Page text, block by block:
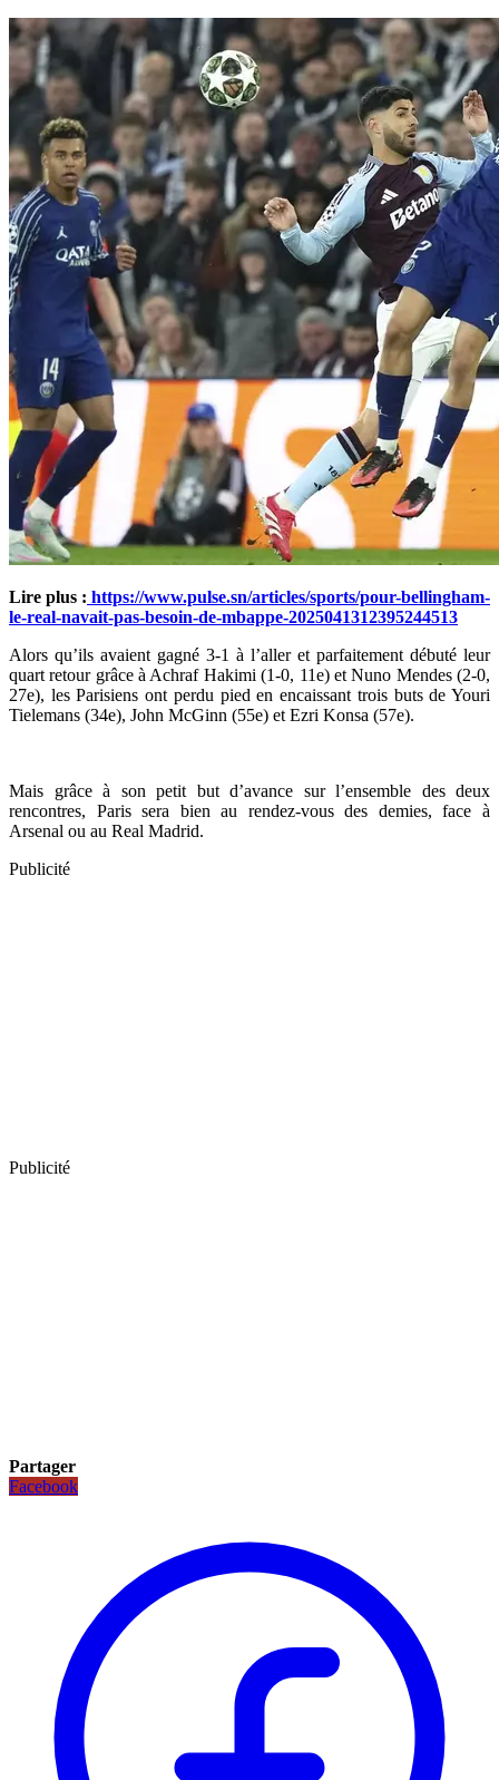
Lire plus : https://www.pulse.sn/articles/sports/pour-bellingham-
le-real-navait-pas-besoin-de-mbappe-2025041312395244513
Alors qu’ils avaient gagné 3-1 à l’aller et parfaitement débuté leur
quart retour grâce à Achraf Hakimi (1-0, 11e) et Nuno Mendes (2-0,
27e), les Parisiens ont perdu pied en encaissant trois buts de Youri
Tielemans (34e), John McGinn (55e) et Ezri Konsa (57e).
Mais grâce à son petit but d’avance sur l’ensemble des deux
rencontres, Paris sera bien au rendez-vous des demies, face à
Arsenal ou au Real Madrid.
Publicité
Publicité
Partager
Facebook